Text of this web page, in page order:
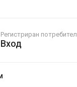
Регистриран потребител
Вход